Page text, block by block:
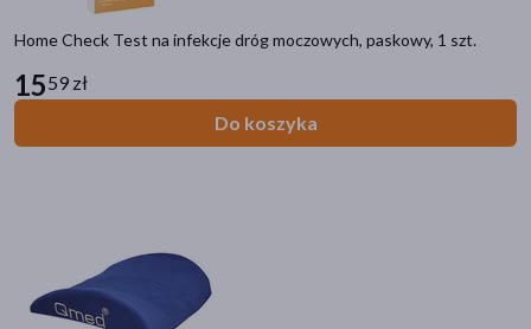
Home Check Test na infekcje dróg moczowych, paskowy, 1 szt.
1559 zł
Do koszyka